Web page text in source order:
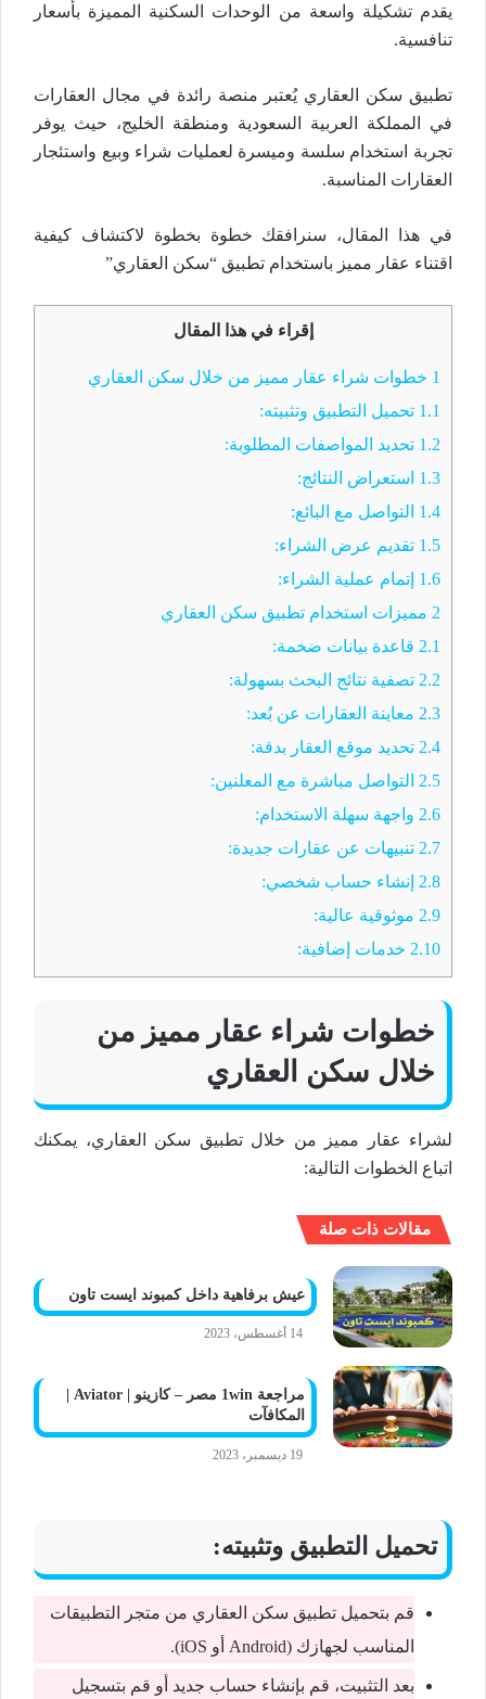
يقدم تشكيلة واسعة من الوحدات السكنية المميزة بأسعار
تنافسية.
تطبيق سكن العقاري يُعتبر منصة رائدة في مجال العقارات
في المملكة العربية السعودية ومنطقة الخليج، حيث يوفر
تجربة استخدام سلسة وميسرة لعمليات شراء وبيع واستئجار
العقارات المناسبة.
في هذا المقال، سنرافقك خطوة بخطوة لاكتشاف كيفية
اقتناء عقار مميز باستخدام تطبيق “سكن العقاري”
إقراء في هذا المقال
1 خطوات شراء عقار مميز من خلال سكن العقاري
1.1 تحميل التطبيق وتثبيته:
1.2 تحديد المواصفات المطلوبة:
1.3 استعراض النتائج:
1.4 التواصل مع البائع:
1.5 تقديم عرض الشراء:
1.6 إتمام عملية الشراء:
2 مميزات استخدام تطبيق سكن العقاري
2.1 قاعدة بيانات ضخمة:
2.2 تصفية نتائج البحث بسهولة:
2.3 معاينة العقارات عن بُعد:
2.4 تحديد موقع العقار بدقة:
2.5 التواصل مباشرة مع المعلنين:
2.6 واجهة سهلة الاستخدام:
2.7 تنبيهات عن عقارات جديدة:
2.8 إنشاء حساب شخصي:
2.9 موثوقية عالية:
2.10 خدمات إضافية:
خطوات شراء عقار مميز من
خلال سكن العقاري
لشراء عقار مميز من خلال تطبيق سكن العقاري، يمكنك
اتباع الخطوات التالية:
مقالات ذات صلة
عيش برفاهية داخل كمبوند ايست تاون
14 أغسطس، 2023
مراجعة 1win مصر – كازينو | Aviator |
المكافآت
19 ديسمبر، 2023
تحميل التطبيق وتثبيته:
قم بتحميل تطبيق سكن العقاري من متجر التطبيقات
المناسب لجهازك (Android أو iOS).
بعد التثبيت، قم بإنشاء حساب جديد أو قم بتسجيل